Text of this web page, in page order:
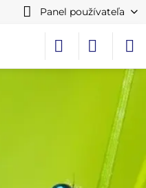
Panel používateľa